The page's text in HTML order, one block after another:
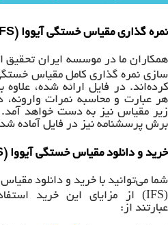
نمره گذاری مقیاس خستگی آیووا (IFS)
همکاران ما در موسسه ایران تحقیق
سازی نمره گذاری کامل مقیاس
کرده‌اند. در فایل ارائه شده، علاوه
هر عبارت و محاسبه نمرات وارونه،
زیر مقیاس نیز به دست خواهد آمد.
برش پرسشنامه نیز در فایل آماده
خرید و دانلود مقیاس خستگی آیووا (IFS)
شما می‌توانید با خرید و دانلود
(IFS)
از مزایای این خرید
عبارتند از: